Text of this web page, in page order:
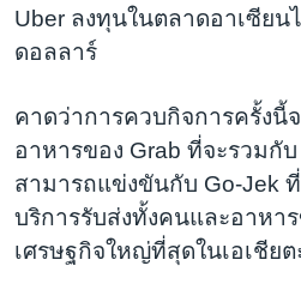
Uber ลงทุนในตลาดอาเซียน
ดอลลาร์
คาดว่าการควบกิจการครั้งนี้
อาหารของ Grab ที่จะรวมกั
สามารถแข่งขันกับ Go-Jek
บริการรับส่งทั้งคนและอาหา
เศรษฐกิจใหญ่ที่สุดในเอเชีย